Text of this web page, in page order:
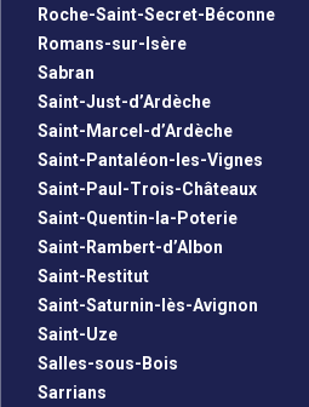
Roche-Saint-Secret-Béconne
Romans-sur-Isère
Sabran
Saint-Just-d’Ardèche
Saint-Marcel-d’Ardèche
Saint-Pantaléon-les-Vignes
Saint-Paul-Trois-Châteaux
Saint-Quentin-la-Poterie
Saint-Rambert-d’Albon
Saint-Restitut
Saint-Saturnin-lès-Avignon
Saint-Uze
Salles-sous-Bois
Sarrians